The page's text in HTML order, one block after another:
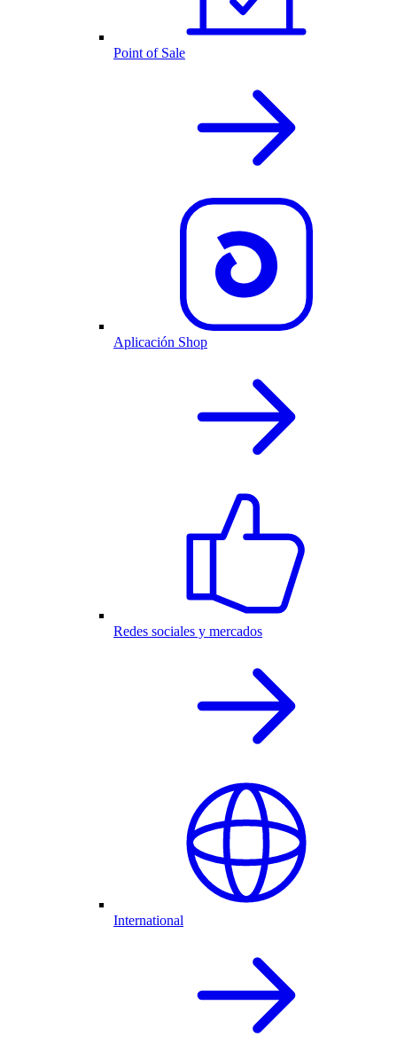
Point of Sale
Aplicación Shop
Redes sociales y mercados
International